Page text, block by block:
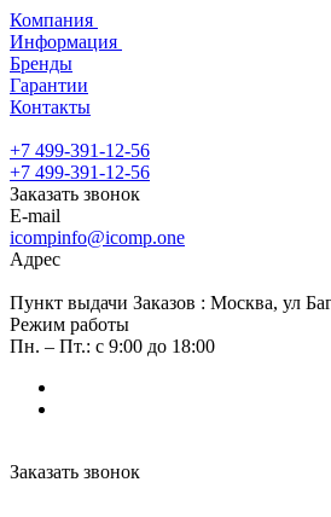
Компания
Информация
Бренды
Гарантии
Контакты
+7 499-391-12-56
+7 499-391-12-56
Заказать звонок
E-mail
icompinfo@icomp.one
Адрес
Пункт выдачи Заказов : Москва, ул
Режим работы
Пн. – Пт.: с 9:00 до 18:00
Заказать звонок